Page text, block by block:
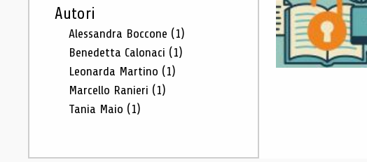
Autori
Alessandra Boccone (1)
Benedetta Calonaci (1)
Leonarda Martino (1)
Marcello Ranieri (1)
Tania Maio (1)